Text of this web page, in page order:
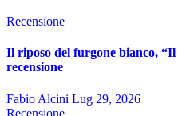
Recensione
Il riposo del furgone bianco,
recensione
Fabio Alcini Lug 29, 2026
Recensione